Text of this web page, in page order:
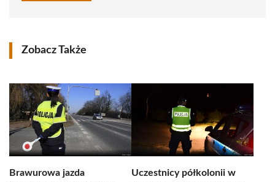
Zobacz Także
Brawurowa jazda
Uczestnicy półkolonii w